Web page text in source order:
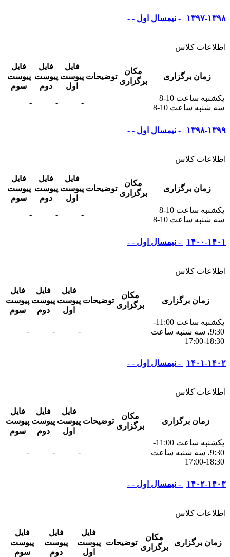
۱۳۹۷-۱۳۹۸ - نیمسال اول - -
اطلاعات کلاس
زمان برگزاری
مکان
برگزاری
توضیحات
فایل
پیوست
اول
فایل
پیوست
دوم
فایل
پیوست
سوم
یکشنبه ساعت 10-8
سه شنبه ساعت 10-8
-
-
-
۱۳۹۸-۱۳۹۹ - نیمسال اول - -
اطلاعات کلاس
زمان برگزاری
مکان
برگزاری
توضیحات
فایل
پیوست
اول
فایل
پیوست
دوم
فایل
پیوست
سوم
یکشنبه ساعت 10-8
سه شنبه ساعت 10-8
-
-
-
۱۴۰۰-۱۴۰۱ - نیمسال اول - -
اطلاعات کلاس
زمان برگزاری
مکان
برگزاری
توضیحات
فایل
پیوست
اول
فایل
پیوست
دوم
فایل
پیوست
سوم
يکشنبه ساعت 11:00-
9:30، سه شنبه ساعت
18:30-17:00
-
-
-
۱۴۰۱-۱۴۰۲ - نیمسال اول - -
اطلاعات کلاس
زمان برگزاری
مکان
برگزاری
توضیحات
فایل
پیوست
اول
فایل
پیوست
دوم
فایل
پیوست
سوم
يکشنبه ساعت 11:00-
9:30، سه شنبه ساعت
18:30-17:00
-
-
-
۱۴۰۲-۱۴۰۳ - نیمسال اول - -
اطلاعات کلاس
زمان برگزاری
مکان
برگزاری
توضیحات
فایل
پیوست
اول
فایل
پیوست
دوم
فایل
پیوست
سوم